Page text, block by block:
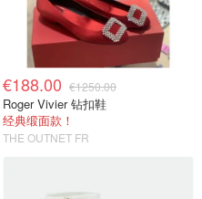
€188.00 €1250.00
Roger Vivier 钻扣鞋
经典缎面款！
THE OUTNET FR